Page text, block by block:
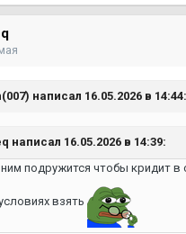
написал 16.05.2026 в 14:44:
написал 16.05.2026 в 14:39:
подружится чтобы кридит в
взять